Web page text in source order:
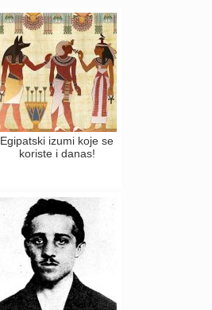
Egipatski izumi koje se
koriste i danas!